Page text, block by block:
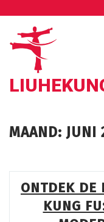
inhoud
MAAND: JUNI
ONTDEK DE
KUNG